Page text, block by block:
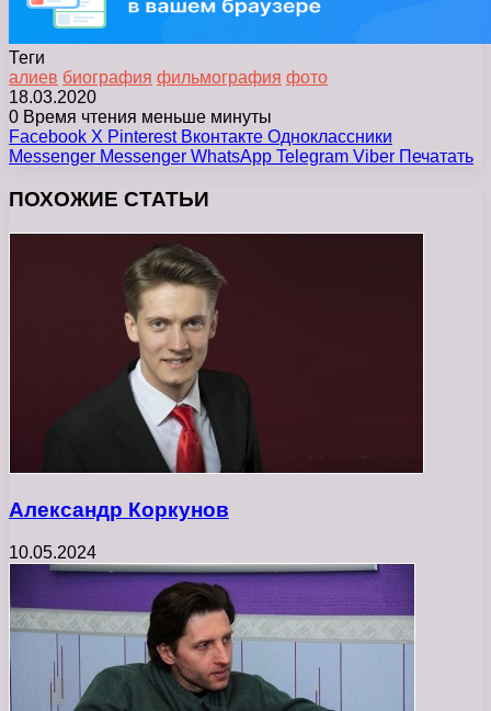
Теги
алиев биография фильмография фото
18.03.2020
0 Время чтения меньше минуты
Facebook X Pinterest Вконтакте Одноклассники
Messenger Messenger WhatsApp Telegram Viber Печатать
ПОХОЖИЕ СТАТЬИ
Александр Коркунов
10.05.2024